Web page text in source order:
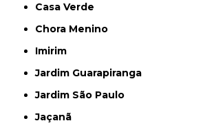
Casa Verde
Chora Menino
Imirim
Jardim Guarapiranga
Jardim São Paulo
Jaçanã